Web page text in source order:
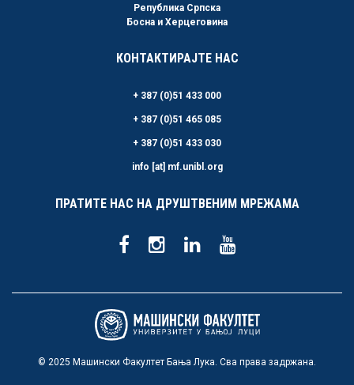
Република Српска
Босна и Херцеговина
КОНТАКТИРАЈТЕ НАС
+ 387 (0)51 433 000
+ 387 (0)51 465 085
+ 387 (0)51 433 030
info [at] mf.unibl.org
ПРАТИТЕ НАС НА ДРУШТВЕНИМ МРЕЖАМА
© 2025 Машински Факултет Бања Лука. Сва права задржана.